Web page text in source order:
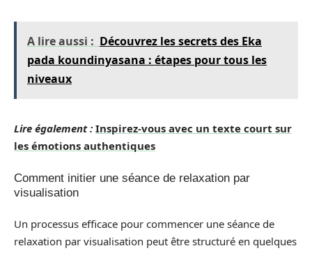
A lire aussi : Découvrez les secrets des Eka
pada koundinyasana : étapes pour tous les
niveaux
Lire également : Inspirez-vous avec un texte court sur
les émotions authentiques
Comment initier une séance de relaxation par
visualisation
Un processus efficace pour commencer une séance de
relaxation par visualisation peut être structuré en quelques